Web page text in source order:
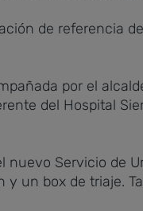
de referencia
por el
del Hospital
Servicio de
un box de triaje.